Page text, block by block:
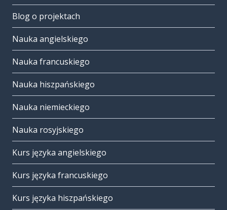
Blog o projektach
Nauka angielskiego
Nauka francuskiego
Nauka hiszpańskiego
Nauka niemieckiego
Nauka rosyjskiego
Kurs języka angielskiego
Kurs języka francuskiego
Kurs języka hiszpańskiego